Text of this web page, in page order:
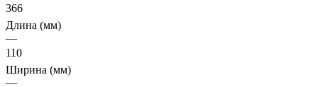
366
Длина (мм)
—
110
Ширина (мм)
—